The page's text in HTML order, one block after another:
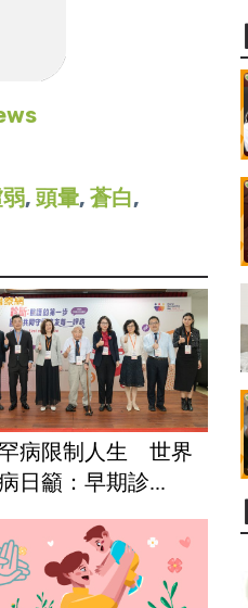
, 頭暈, 蒼白,
病限制人生 世界
日籲：早期診...